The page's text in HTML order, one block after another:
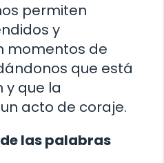
permiten
y
momentos de
que está
y que la
acto de coraje.
las palabras